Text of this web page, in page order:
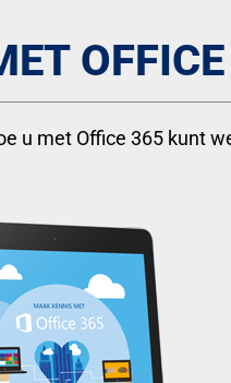
u met Office 365 kunt